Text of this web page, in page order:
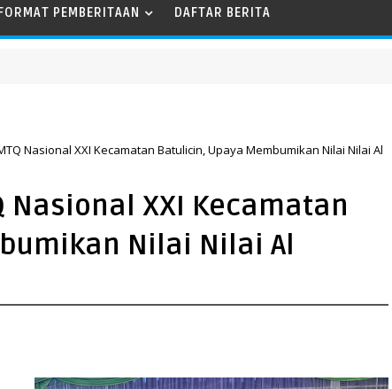
FORMAT PEMBERITAAN DAFTAR BERITA
yang Lebih Hijau dan Gemilang
Nasional XXI Kecamatan Batulicin, Upaya Membumikan Nilai Nilai Al
Nasional XXI Kecamatan
Nilai Nilai Al